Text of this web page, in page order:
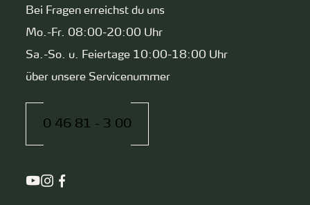
Bei Fragen erreichst du uns
Mo.-Fr. 08:00-20:00 Uhr
Sa.-So. u. Feiertage 10:00-18:00 Uhr
über unsere Servicenummer
0 46 81 - 3 00